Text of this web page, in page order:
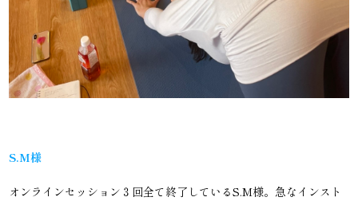
S.M様
オンラインセッション３回全て終了しているS.M様。急なインスト